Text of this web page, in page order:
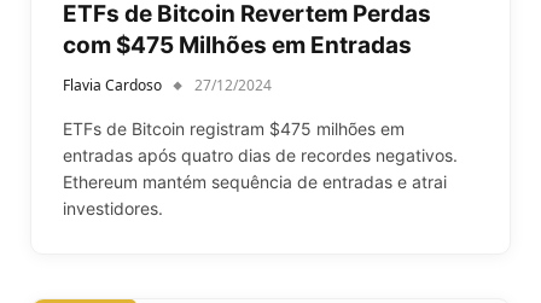
ETFs de Bitcoin Revertem Perdas
com $475 Milhões em Entradas
Flavia Cardoso 27/12/2024
ETFs de Bitcoin registram $475 milhões em
entradas após quatro dias de recordes negativos.
Ethereum mantém sequência de entradas e atrai
investidores.